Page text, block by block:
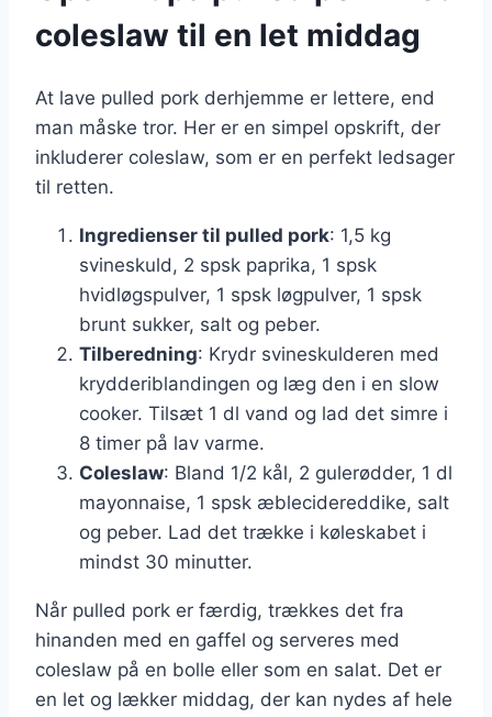
coleslaw til en let middag
At lave pulled pork derhjemme er lettere, end
man måske tror. Her er en simpel opskrift, der
inkluderer coleslaw, som er en perfekt ledsager
til retten.
Ingredienser til pulled pork: 1,5 kg
svineskuld, 2 spsk paprika, 1 spsk
hvidløgspulver, 1 spsk løgpulver, 1 spsk
brunt sukker, salt og peber.
Tilberedning: Krydr svineskulderen med
krydderiblandingen og læg den i en slow
cooker. Tilsæt 1 dl vand og lad det simre i
8 timer på lav varme.
Coleslaw: Bland 1/2 kål, 2 gulerødder, 1 dl
mayonnaise, 1 spsk æblecidereddike, salt
og peber. Lad det trække i køleskabet i
mindst 30 minutter.
Når pulled pork er færdig, trækkes det fra
hinanden med en gaffel og serveres med
coleslaw på en bolle eller som en salat. Det er
en let og lækker middag, der kan nydes af hele